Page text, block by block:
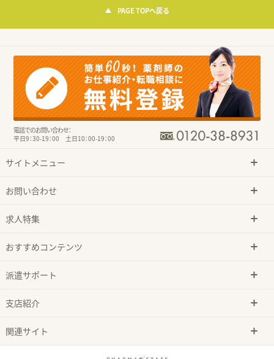
PAGE TOPへ戻る
電話でのお問い合わせ：
平日9：30-19：00 土日10：00-19：00
サイトメニュー
お問い合わせ
求人特集
おすすめコンテンツ
派遣サポート
支店紹介
関連サイト